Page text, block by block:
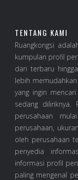
TENTANG KAMI
Ruangkongsi
kumpulan profil
dari terbaru
lebih
yang ingin
sedang diliriknya.
perusahaan
perusahaan,
oleh perusahaan
penyedia
informasi profil
paling mengenal